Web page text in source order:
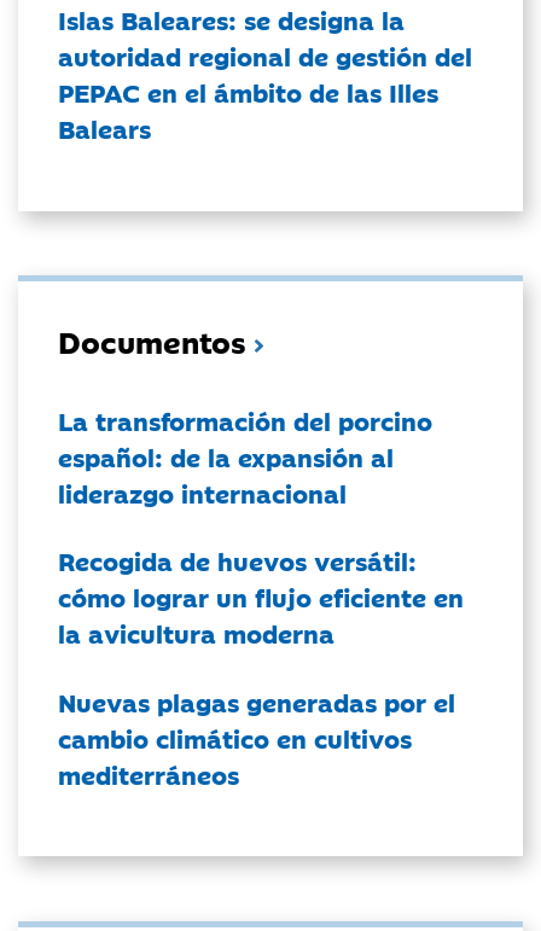
Islas Baleares: se designa la
autoridad regional de gestión del
PEPAC en el ámbito de las Illes
Balears
Documentos
La transformación del porcino
español: de la expansión al
liderazgo internacional
Recogida de huevos versátil:
cómo lograr un flujo eficiente en
la avicultura moderna
Nuevas plagas generadas por el
cambio climático en cultivos
mediterráneos